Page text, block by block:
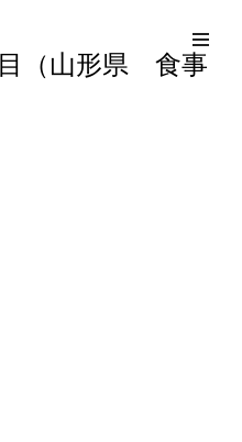
（山形県 食事